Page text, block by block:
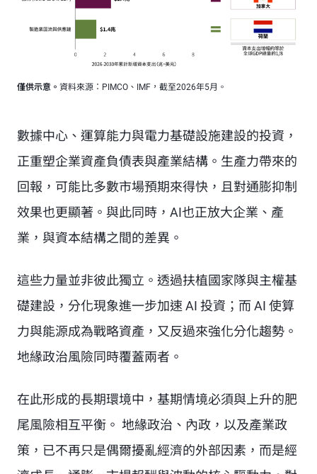
僅供示意。 資料來源：PIMCO、IMF，截至2026年5月。
數據中心、運算能力與電力基礎設施建設的投資，
正重塑企業資產負債表與產業結構。生產力帶來的
回報，可能比多數市場預期來得快，且對通膨抑制
效果也更顯著。與此同時，AI也正放大企業、產
業，與資本結構之間的差異。
這些力量並非彼此獨立。透過扶植國家隊與主權基
礎建設，分化現象進一步加速 AI 投資；而 AI 使算
力與能源成為戰略資產，又反過來強化分化趨勢。
地緣政治風險同時覆蓋兩者。
在此形成的長期環境中，基期情境必須與上升的肥
尾風險相互平衡。 地緣政治、內政，以及產業政
策，已不再只是偶爾擾亂經濟的外部因素，而是經